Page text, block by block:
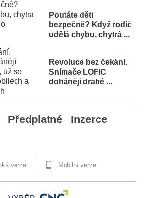
Poutáte děti
bezpečně? Když rodič
udělá chybu, chytrá ...
Revoluce bez čekání.
Snímače LOFIC
dohánějí drahé ...
Předplatné Inzerce
verze Mobilní verze